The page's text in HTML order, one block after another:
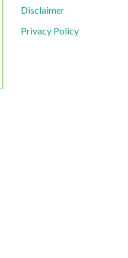
Disclaimer
Privacy Policy